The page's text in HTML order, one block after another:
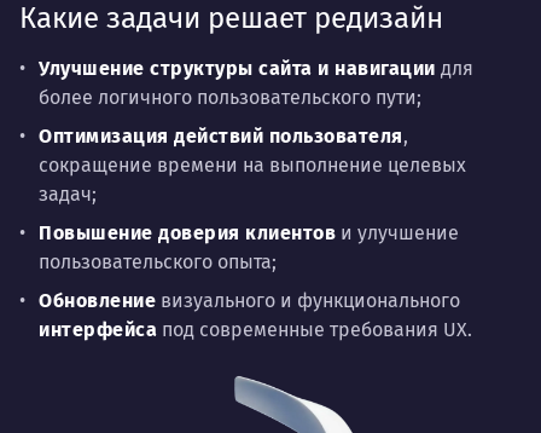
Какие задачи решает редизайн
Улучшение структуры сайта и навигации для
более логичного пользовательского пути;
Оптимизация действий пользователя,
сокращение времени на выполнение целевых
задач;
Повышение доверия клиентов и улучшение
пользовательского опыта;
Обновление визуального и функционального
интерфейса под современные требования UX.